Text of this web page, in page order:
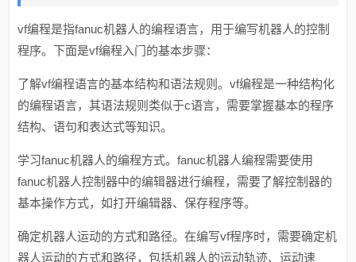
vf编程是指fanuc机器人的编程语言，用于编写机器人的控制
程序。下面是vf编程入门的基本步骤：
了解vf编程语言的基本结构和语法规则。vf编程是一种结构化
的编程语言，其语法规则类似于c语言，需要掌握基本的程序
结构、语句和表达式等知识。
学习fanuc机器人的编程方式。fanuc机器人编程需要使用
fanuc机器人控制器中的编辑器进行编程，需要了解控制器的
基本操作方式，如打开编辑器、保存程序等。
确定机器人运动的方式和路径。在编写vf程序时，需要确定机
器人运动的方式和路径，包括机器人的运动轨迹、运动速